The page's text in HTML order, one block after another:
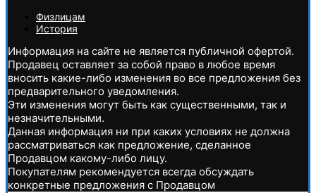
Физлицам
История
Информация на сайте не является публичной офертой.
Продавец оставляет за собой право в любое время
вносить какие-либо изменения во все предложения без
предварительного уведомления.
Эти изменения могут быть как существенными, так и
незначительными.
Данная информация ни при каких условиях не должна
рассматриваться как предложение, сделанное
Продавцом какому-либо лицу.
Покупателям рекомендуется всегда обсуждать
конкретные предложения с Продавцом